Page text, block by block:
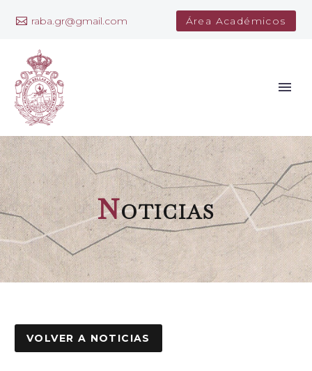
raba.gr@gmail.com Área Académicos
Noticias
VOLVER A NOTICIAS